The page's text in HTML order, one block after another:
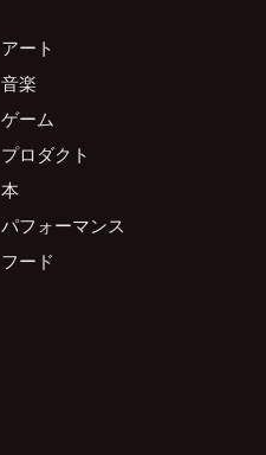
アート
音楽
ゲーム
プロダクト
本
パフォーマンス
フード